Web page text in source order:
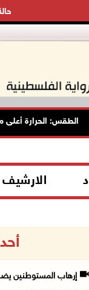
الحرارة أعلى من
الارشيف
إرهاب المستوطنين